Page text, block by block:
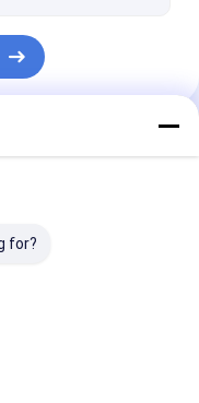
линия травы
for?